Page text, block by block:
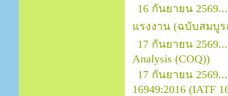
16 กันยายน
แรงงาน (ฉบับสมบู
17 กันยายน
Analysis (COQ))
17 กันยายน
16949:2016 (IATF